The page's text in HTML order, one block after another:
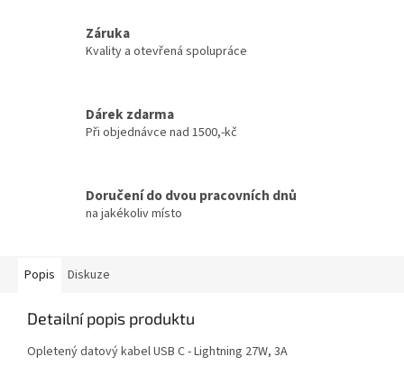
Záruka
Kvality a otevřená spolupráce
Dárek zdarma
Při objednávce nad 1500,-kč
Doručení do dvou pracovních dnů
na jakékoliv místo
Popis Diskuze
Detailní popis produktu
Opletený datový kabel USB C - Lightning 27W, 3A